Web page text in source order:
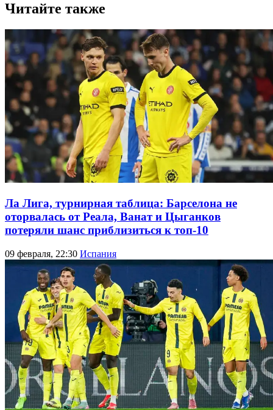
Читайте также
Ла Лига, турнирная таблица: Барселона не
оторвалась от Реала, Ванат и Цыганков
потеряли шанс приблизиться к топ-10
09 февраля, 22:30 Испания